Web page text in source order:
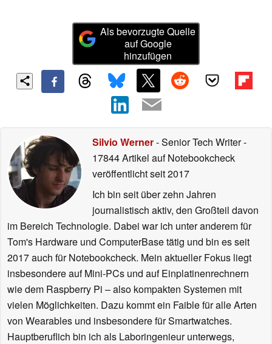
Als bevorzugte Quelle
auf Google
hinzufügen
Silvio Werner- Senior Tech Writer-
17844 Artikel auf Notebookcheck
veröffentlichtseit 2017
Ich bin seit über zehn Jahren
journalistisch aktiv, den Großteil davon
im Bereich Technologie. Dabei war ich unter anderem für
Tom's Hardware und ComputerBase tätig und bin es seit
2017 auch für Notebookcheck. Mein aktueller Fokus liegt
insbesondere auf Mini-PCs und auf Einplatinenrechnern
wie dem Raspberry Pi – also kompakten Systemen mit
vielen Möglichkeiten. Dazu kommt ein Faible für alle Arten
von Wearables und insbesondere für Smartwatches.
Hauptberuflich bin ich als Laboringenieur unterwegs,